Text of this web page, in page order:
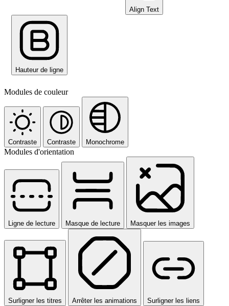
Align Text
Hauteur de ligne
Modules de couleur
Contraste Contraste Monochrome
Modules d'orientation
Ligne de lecture Masque de lecture Masquer les images
Surligner les titres Arrêter les animations Surligner les liens